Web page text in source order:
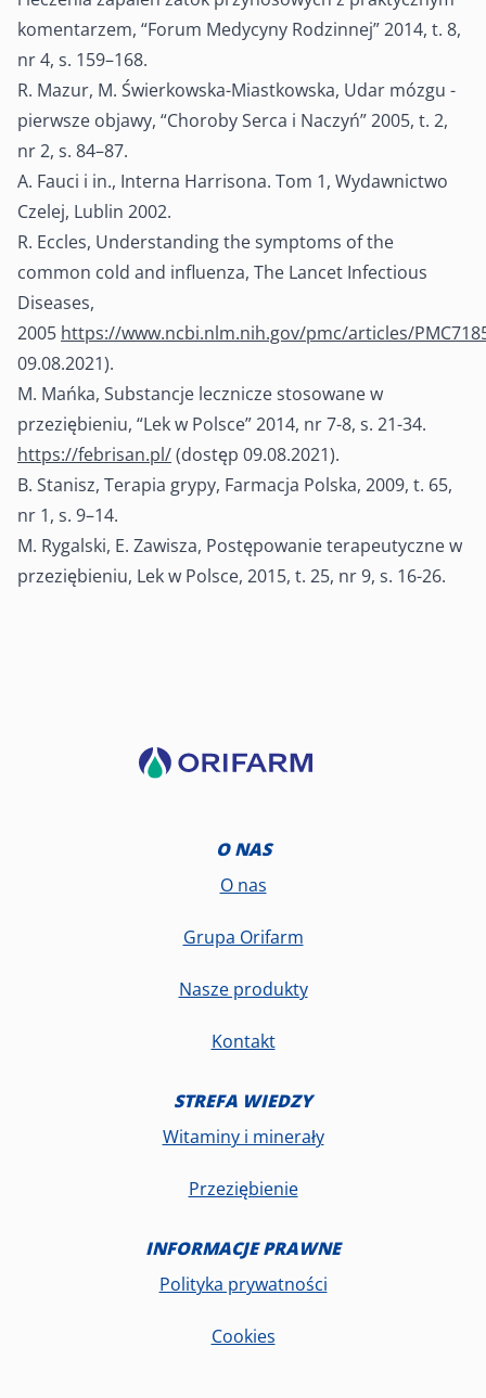
komentarzem, “Forum Medycyny Rodzinnej” 2014, t. 8,
nr 4, s. 159–168.
R. Mazur, M. Świerkowska-Miastkowska, Udar mózgu -
pierwsze objawy, “Choroby Serca i Naczyń” 2005, t. 2,
nr 2, s. 84–87.
A. Fauci i in., Interna Harrisona. Tom 1, Wydawnictwo
Czelej, Lublin 2002.
R. Eccles, Understanding the symptoms of the
common cold and influenza, The Lancet Infectious
Diseases,
2005 https://www.ncbi.nlm.nih.gov/pmc/articles/
09.08.2021).
M. Mańka, Substancje lecznicze stosowane w
przeziębieniu, “Lek w Polsce” 2014, nr 7-8, s. 21-34.
https://febrisan.pl/(dostęp 09.08.2021).
B. Stanisz, Terapia grypy, Farmacja Polska, 2009, t. 65,
nr 1, s. 9–14.
M. Rygalski, E. Zawisza, Postępowanie terapeutyczne w
przeziębieniu, Lek w Polsce, 2015, t. 25, nr 9, s. 16-26.
O NAS
O nas
Grupa Orifarm
Nasze produkty
Kontakt
STREFA WIEDZY
Witaminy i minerały
Przeziębienie
INFORMACJE PRAWNE
Polityka prywatności
Cookies